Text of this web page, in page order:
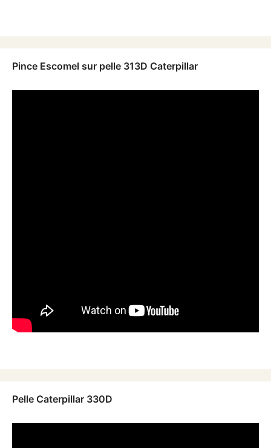
Pince Escomel sur pelle 313D Caterpillar
Pelle Caterpillar 330D